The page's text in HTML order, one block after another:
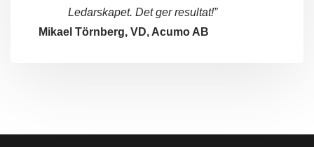
Ledarskapet. Det ger resultat!”
Mikael Törnberg, VD, Acumo AB